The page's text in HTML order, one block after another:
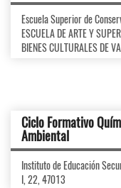
Escuela Superior de
ESCUELA DE ARTE Y
BIENES CULTURALES DE
Ciclo Formativo
Ambiental
Instituto de Educación
I, 22, 47013